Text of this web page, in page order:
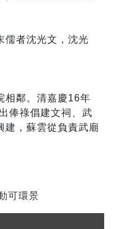
儒者沈光文，沈光
相鄰。清嘉慶16年
俸祿倡建文祠、武
建，蘇雲從負責武廟
可環景